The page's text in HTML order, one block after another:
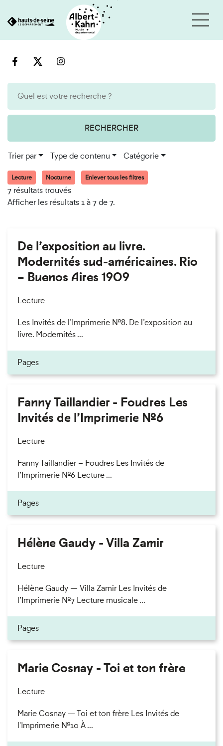
au
RECHERCHER
Trier par Type de contenu Catégorie
Lecture Nocturne Enlever tous les filtres
7 résultats trouvés
Afficher les résultats 1 à 7 de 7.
De l’exposition au livre.
Modernités sud-américaines. Rio
– Buenos Aires 1909
Lecture
Les Invités de l’Imprimerie n°8. De l’exposition au
livre. Modernités ...
Pages
Fanny Taillandier - Foudres Les
Invités de l’Imprimerie n°6
Lecture
Fanny Taillandier – Foudres Les Invités de
l’Imprimerie n°6 Lecture ...
Pages
Hélène Gaudy - Villa Zamir
Lecture
Hélène Gaudy — Villa Zamir Les Invités de
l’Imprimerie n°7 Lecture musicale ...
Pages
Marie Cosnay - Toi et ton frère
Lecture
Marie Cosnay — Toi et ton frère Les Invités de
l'Imprimerie n°10 À ...
Cookies et traceurs utilisés sur ce site